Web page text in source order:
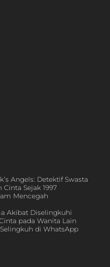
Angels: Detektif Swasta
Sejak 1997
Mencegah
Akibat Diselingkuhi
pada Wanita Lain
di WhatsApp